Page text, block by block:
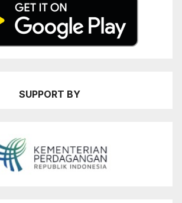
SUPPORT BY